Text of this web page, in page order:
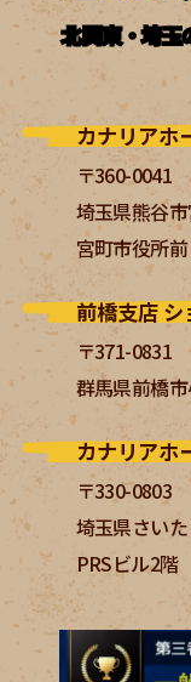
北関東・埼玉
カナリアホ
〒360-0041
埼玉県熊谷
宮町市役所
前橋支店 シ
〒371-0831
群馬県前橋
カナリアホ
〒330-0803
埼玉県さい
PRSビル2階